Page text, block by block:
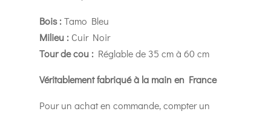
Bois :Tamo Bleu
Milieu :Cuir Noir
Tour de cou :Réglable de 35 cm à 60 cm
Véritablement fabriqué à la main en France
Pour un achat en commande, compter un